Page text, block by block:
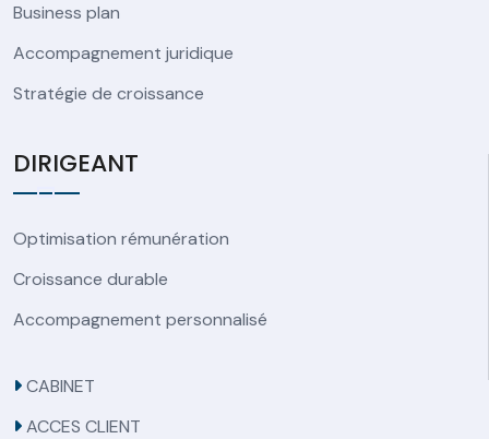
Business plan
Accompagnement juridique
Stratégie de croissance
DIRIGEANT
Optimisation rémunération
Croissance durable
Accompagnement personnalisé
CABINET
ACCES CLIENT